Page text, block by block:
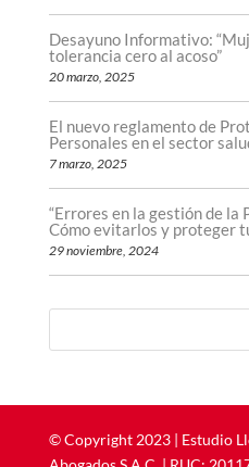
Desayuno Informativo:
tolerancia cero al acoso”
20 marzo, 2025
El nuevo reglamento de
Personales en el sector
7 marzo, 2025
“Errores en la gestión de
Cómo evitarlos y proteger
29 noviembre, 2024
©Copyright2023 | ​​​​​​​Estudio